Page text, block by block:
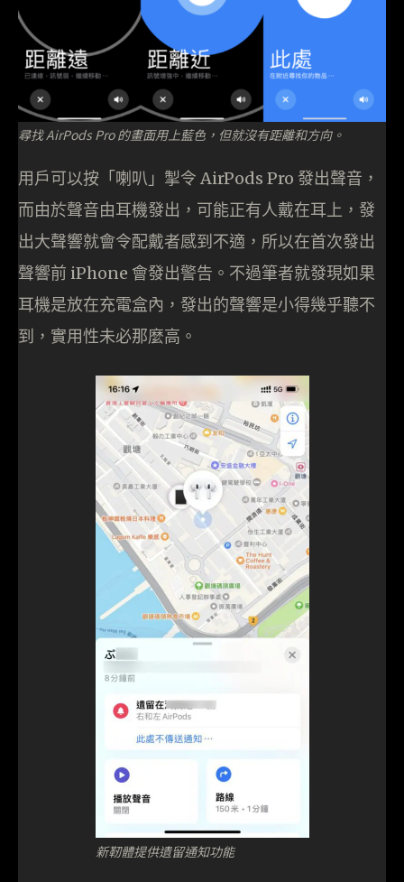
尋找 AirPods Pro 的畫面用上藍色，但就沒有距離和方向。
用戶可以按「喇叭」掣令 AirPods Pro 發出聲音，
而由於聲音由耳機發出，可能正有人戴在耳上，發
出大聲響就會令配戴者感到不適，所以在首次發出
聲響前 iPhone 會發出警告。不過筆者就發現如果
耳機是放在充電盒內，發出的聲響是小得幾乎聽不
到，實用性未必那麼高。
新靭體提供遺留通知功能